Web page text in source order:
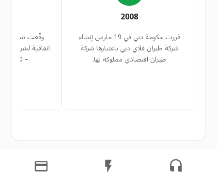
2008
قررت حكومة دبي في 19 مارس إنشاء
شركة طيران فلاي دبي باعتبارها شركة
طيران اقتصادي مملوكة لها.
وقّعت شركة
– 800 وذلك في 14 يوليو.